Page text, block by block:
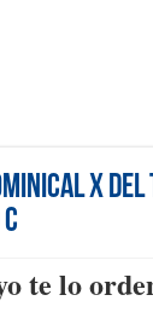
X del
te lo